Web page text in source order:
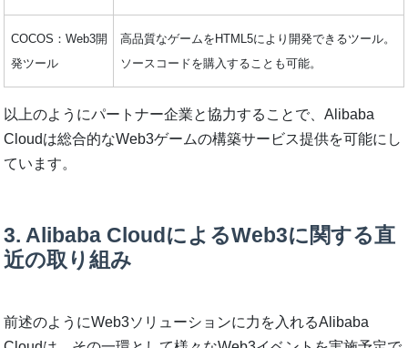
COCOS：Web3開
発ツール
高品質なゲームをHTML5により開発できるツール。
ソースコードを購入することも可能。
以上のようにパートナー企業と協力することで、Alibaba
Cloudは総合的なWeb3ゲームの構築サービス提供を可能にし
ています。
3. Alibaba CloudによるWeb3に関する直
近の取り組み
前述のようにWeb3ソリューションに力を入れるAlibaba